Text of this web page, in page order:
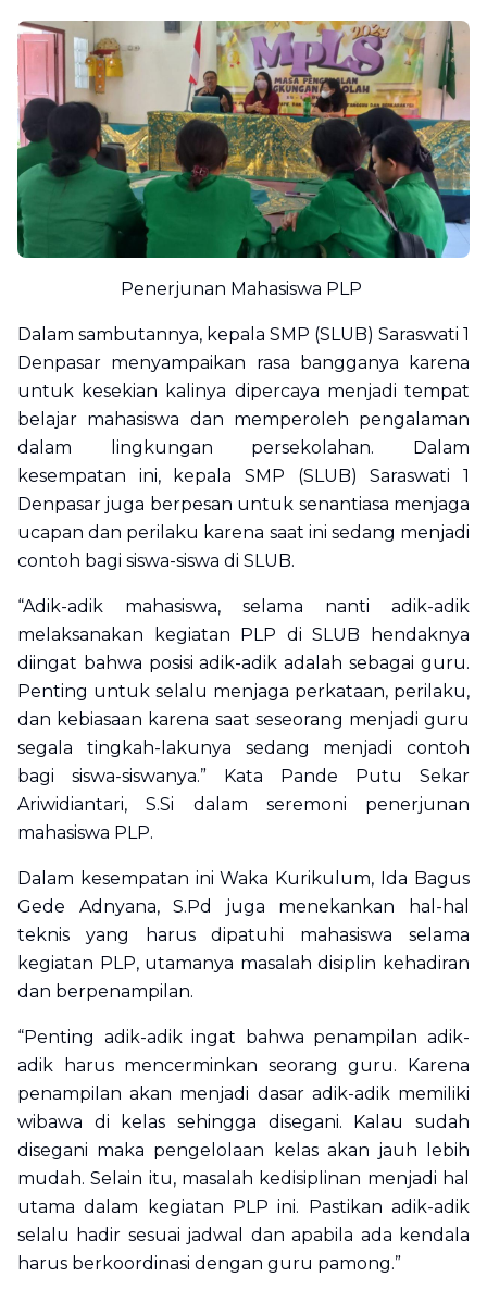
Penerjunan Mahasiswa PLP
Dalam sambutannya, kepala SMP (SLUB) Saraswati 1
Denpasar menyampaikan rasa bangganya karena
untuk kesekian kalinya dipercaya menjadi tempat
belajar mahasiswa dan memperoleh pengalaman
dalam lingkungan persekolahan. Dalam
kesempatan ini, kepala SMP (SLUB) Saraswati 1
Denpasar juga berpesan untuk senantiasa menjaga
ucapan dan perilaku karena saat ini sedang menjadi
contoh bagi siswa-siswa di SLUB.
“Adik-adik mahasiswa, selama nanti adik-adik
melaksanakan kegiatan PLP di SLUB hendaknya
diingat bahwa posisi adik-adik adalah sebagai guru.
Penting untuk selalu menjaga perkataan, perilaku,
dan kebiasaan karena saat seseorang menjadi guru
segala tingkah-lakunya sedang menjadi contoh
bagi siswa-siswanya.” Kata Pande Putu Sekar
Ariwidiantari, S.Si dalam seremoni penerjunan
mahasiswa PLP.
Dalam kesempatan ini Waka Kurikulum, Ida Bagus
Gede Adnyana, S.Pd juga menekankan hal-hal
teknis yang harus dipatuhi mahasiswa selama
kegiatan PLP, utamanya masalah disiplin kehadiran
dan berpenampilan.
“Penting adik-adik ingat bahwa penampilan adik-
adik harus mencerminkan seorang guru. Karena
penampilan akan menjadi dasar adik-adik memiliki
wibawa di kelas sehingga disegani. Kalau sudah
disegani maka pengelolaan kelas akan jauh lebih
mudah. Selain itu, masalah kedisiplinan menjadi hal
utama dalam kegiatan PLP ini. Pastikan adik-adik
selalu hadir sesuai jadwal dan apabila ada kendala
harus berkoordinasi dengan guru pamong.”